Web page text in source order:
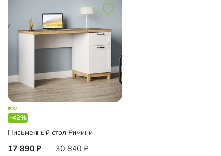
-42%
Письменный стол Римини
17 890 30 840